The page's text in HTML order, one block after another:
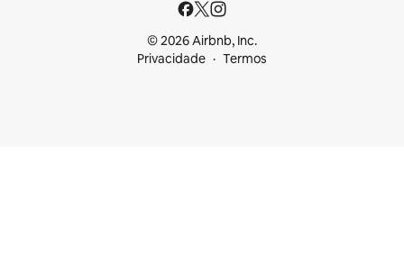
© 2026 Airbnb, Inc.
Privacidade
Termos